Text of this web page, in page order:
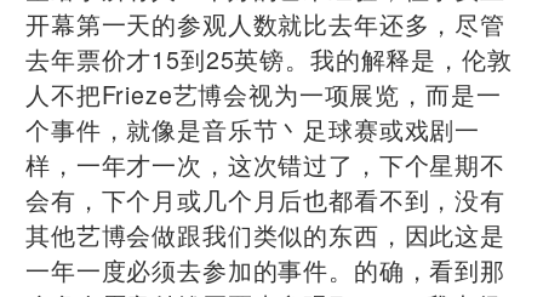
开幕第一天的参观人数就比去年还多，尽管
去年票价才15到25英镑。我的解释是，伦敦
人不把Frieze艺博会视为一项展览，而是一
个事件，就像是音乐节丶足球赛或戏剧一
样，一年才一次，这次错过了，下个星期不
会有，下个月或几个月后也都看不到，没有
其他艺博会做跟我们类似的东西，因此这是
一年一度必须去参加的事件。的确，看到那